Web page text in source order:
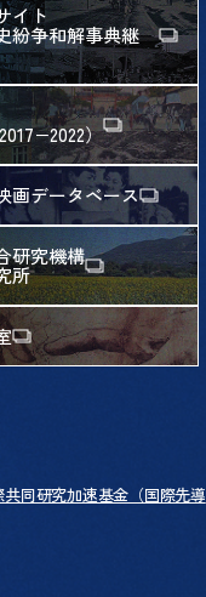
イト
紛争和解事典継
）
画データベース
研究機構
所
同研究加速基金（国際先導